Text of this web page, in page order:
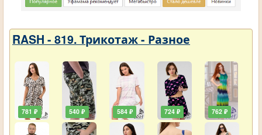
RASH - 819. Трикотаж - Разное
781 ₽ 540 ₽ 584 ₽ 724 ₽ 762 ₽